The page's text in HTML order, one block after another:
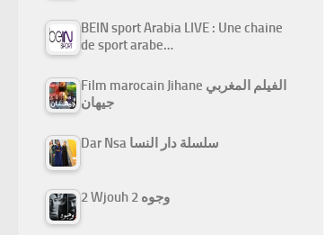
BEIN sport Arabia LIVE : Une chaine
de sport arabe…
Film marocain Jihane الفيلم المغربي
جيهان
Dar Nsa سلسلة دار النسا
2 Wjouh 2 وجوه